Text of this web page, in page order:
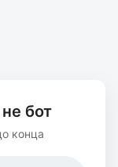
бот
конца